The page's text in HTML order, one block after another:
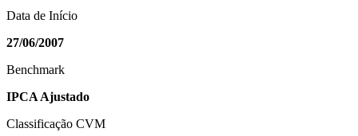
Data de Início
27/06/2007
Benchmark
IPCA Ajustado
Classificação CVM